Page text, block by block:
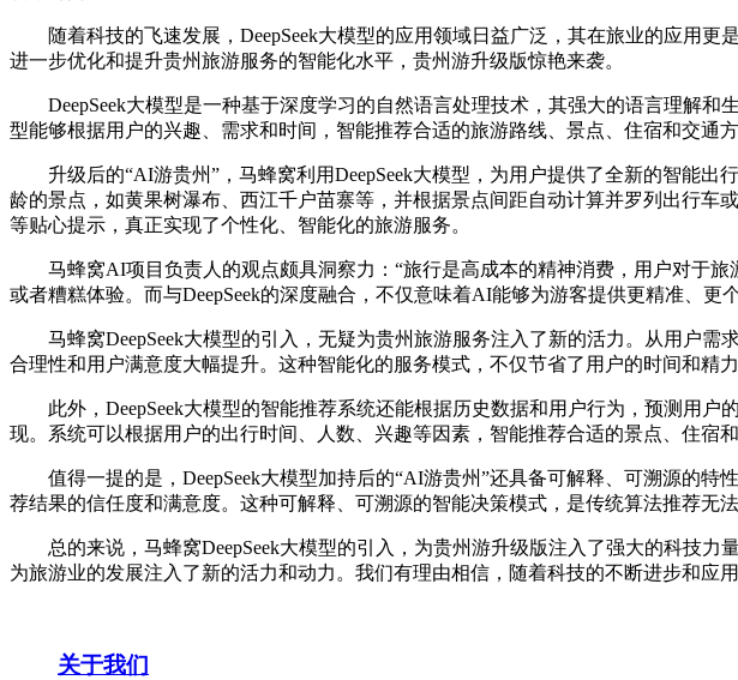
随着科技的飞速发展，DeepSeek大模型的应用领域日益广泛，其在旅业的应用更
进一步优化和提升贵州旅游服务的智能化水平，贵州游升级版惊艳来袭。
DeepSeek大模型是一种基于深度学习的自然语言处理技术，其强大的语言理解和
型能够根据用户的兴趣、需求和时间，智能推荐合适的旅游路线、景点、住宿和交通
升级后的“AI游贵州”，马蜂窝利用DeepSeek大模型，为用户提供了全新的智能出
龄的景点，如黄果树瀑布、西江千户苗寨等，并根据景点间距自动计算并罗列出行
等贴心提示，真正实现了个性化、智能化的旅游服务。
马蜂窝AI项目负责人的观点颇具洞察力：“旅行是高成本的精神消费，用户对于旅
或者糟糕体验。而与DeepSeek的深度融合，不仅意味着AI能够为游客提供更精准、
马蜂窝DeepSeek大模型的引入，无疑为贵州旅游服务注入了新的活力。从用户需
合理性和用户满意度大幅提升。这种智能化的服务模式，不仅节省了用户的时间和精
此外，DeepSeek大模型的智能推荐系统还能根据历史数据和用户行为，预测用户
现。系统可以根据用户的出行时间、人数、兴趣等因素，智能推荐合适的景点、住宿
值得一提的是，DeepSeek大模型加持后的“AI游贵州”还具备可解释、可溯源的特
荐结果的信任度和满意度。这种可解释、可溯源的智能决策模式，是传统算法推荐无
总的来说，马蜂窝DeepSeek大模型的引入，为贵州游升级版注入了强大的科技力
为旅游业的发展注入了新的活力和动力。我们有理由相信，随着科技的不断进步和应
关于我们